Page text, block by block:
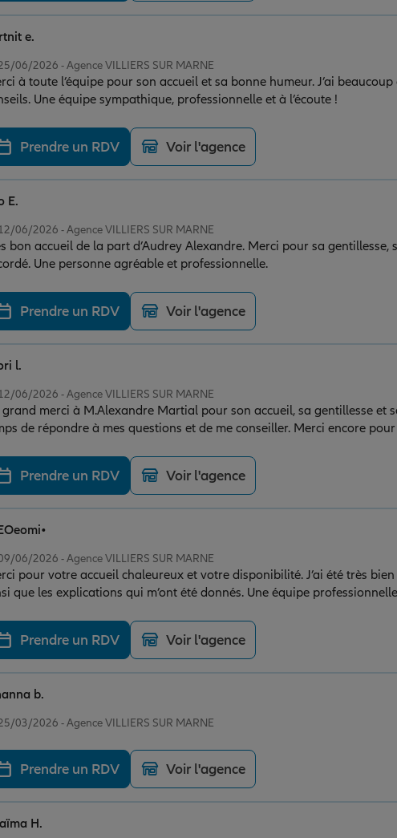
06/2026 - Agence VILLIERS SUR MARNE
à toute l’équipe pour son accueil et sa bonne humeur. J’ai
Une équipe sympathique, professionnelle et à l’écoute !
e.
Prendre un RDV Voir l'agence
06/2026 - Agence VILLIERS SUR MARNE
bon accueil de la part d’Audrey Alexandre. Merci pour sa gentillesse,
Une personne agréable et professionnelle.
E.
Prendre un RDV Voir l'agence
06/2026 - Agence VILLIERS SUR MARNE
grand merci à M.Alexandre Martial pour son accueil, sa gentillesse et
de répondre à mes questions et de me conseiller. Merci encore
l.
Prendre un RDV Voir l'agence
06/2026 - Agence VILLIERS SUR MARNE
pour votre accueil chaleureux et votre disponibilité. J’ai été très bien
que les explications qui m’ont été donnés. Une équipe
Prendre un RDV Voir l'agence
03/2026 - Agence VILLIERS SUR MARNE
b.
Prendre un RDV Voir l'agence
H.